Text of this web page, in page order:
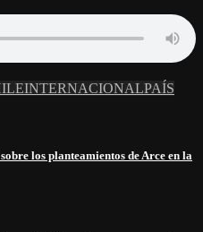
INTERNACIONALPAÍS
los planteamientos de Arce en la